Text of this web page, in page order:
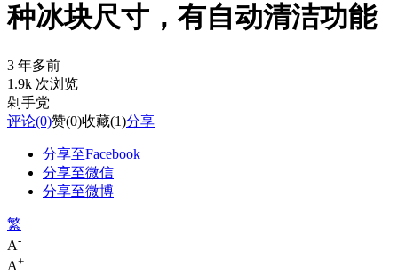
种冰块尺寸，有自动清洁功能
3 年多前
1.9k 次浏览
剁手党
评论(0)赞(0)收藏(1)分享
分享至Facebook
分享至微信
分享至微博
繁
A-
A+